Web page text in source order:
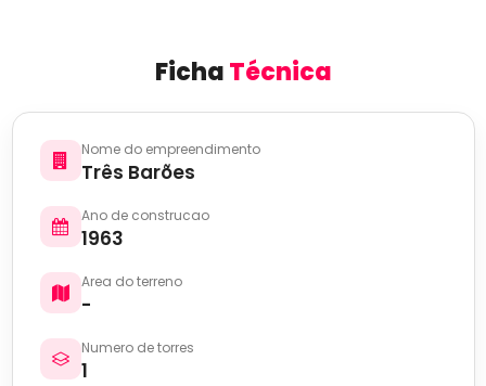
FichaTécnica
Nome do empreendimento
Três Barões
Ano de construcao
1963
Area do terreno
-
Numero de torres
1